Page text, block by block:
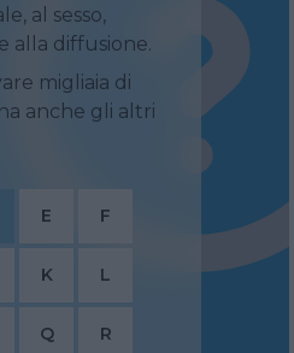
al sesso,
alla diffusione.
migliaia di
anche gli altri
E F
K L
Q R